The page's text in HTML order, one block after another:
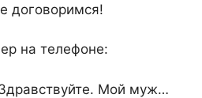
договоримся!
на телефоне:
Мой муж…